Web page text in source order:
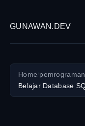
GUNAWAN.DEV
Home pemrograman